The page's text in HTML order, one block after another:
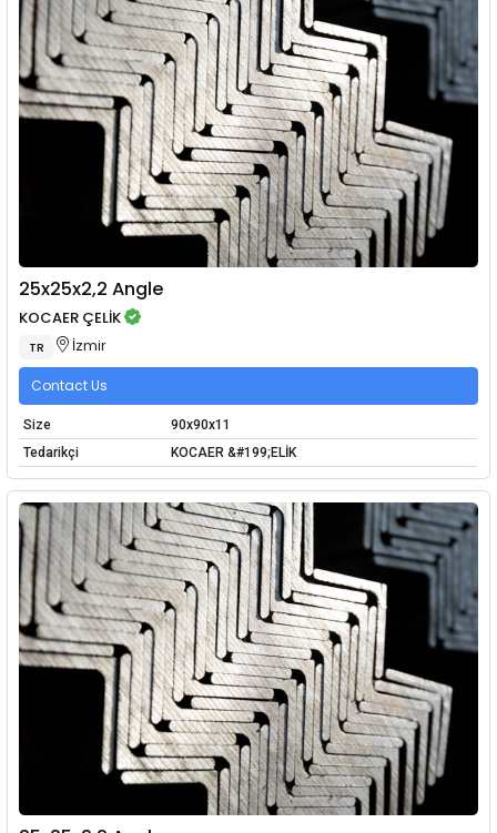
25x25x2,2 Angle
KOCAER ÇELİK
TR İzmir
Contact Us
Size
90x90x11
Tedarikçi
KOCAER &#199;ELİK